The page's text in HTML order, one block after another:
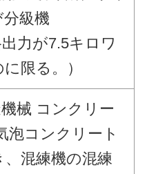
び分級機
出力が7.5キロワ
限る。）
械 コンクリー
泡コンクリート
混練機の混練